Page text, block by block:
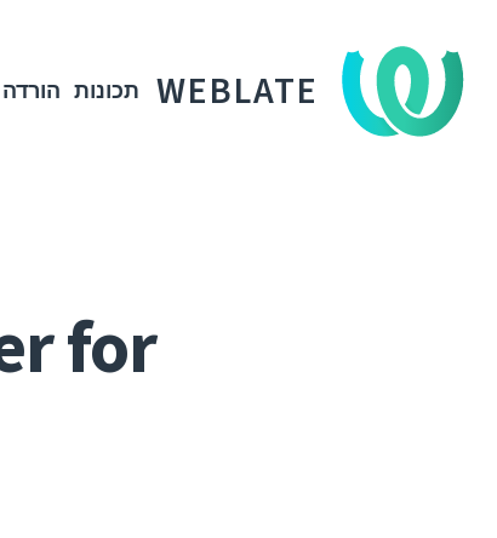
WEBLATE תכונות הורדה
for